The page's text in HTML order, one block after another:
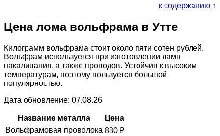
к содержанию ↑
Цена лома вольфрама в Утте
Килограмм вольфрама стоит около пяти сотен рублей.
Вольфрам используется при изготовлении ламп
накаливания, а также проводов. Устойчив к высоким
температурам, поэтому пользуется большой
популярностью.
Дата обновление: 07.08.26
Название металла
Цена
Вольфрамовая проволока 880 ₽